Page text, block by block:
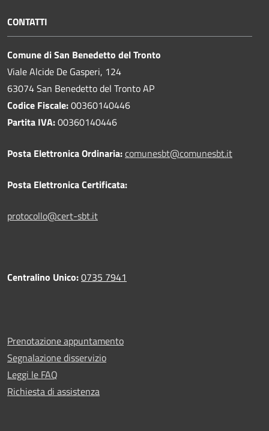
CONTATTI
Comune di San Benedetto del Tronto
Viale Alcide De Gasperi, 124
63074 San Benedetto del Tronto AP
Codice Fiscale:00360140446
Partita IVA:00360140446
Posta Elettronica Ordinaria:comunesbt@comunesbt.it
Posta Elettronica Certificata:
protocollo@cert-sbt.it
Centralino Unico:0735 7941
Prenotazione appuntamento
Segnalazione disservizio
Leggi le FAQ
Richiesta di assistenza